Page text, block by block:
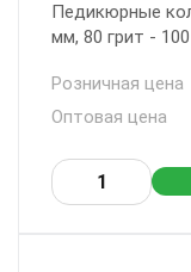
Педикюрные
мм, 80 грит -
Розничная цена
Оптовая цена